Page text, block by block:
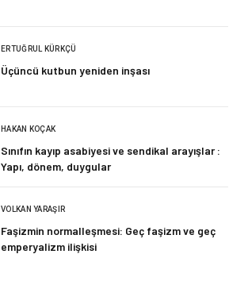
ERTUĞRUL KÜRKÇÜ
Üçüncü kutbun yeniden inşası
HAKAN KOÇAK
Sınıfın kayıp asabiyesi ve sendikal arayışlar :
Yapı, dönem, duygular
VOLKAN YARAŞIR
Faşizmin normalleşmesi: Geç faşizm ve geç
emperyalizm ilişkisi